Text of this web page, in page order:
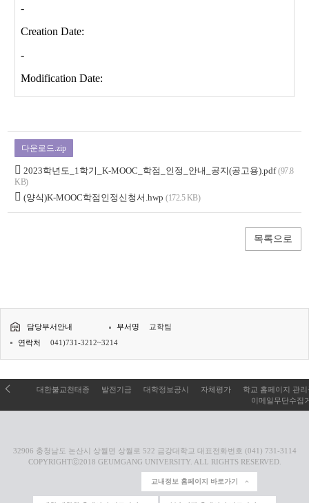
다운로드.zip
2023학년도_1학기_K-MOOC_학점_인정_안내_공지(공고용).pdf (97.8
KB)
(양식)K-MOOC학점인정신청서.hwp (172.5 KB)
목록으로
담당부서안내 부서명
교학팀
연락처
041)731-3212~3214
대한불교천태종 발전기금 대학정보공시 자체평가
학교 홈페이지 관
이메일무단수집
32906 충청남도 논산시 상월면 상월로 522 금강대학교 대표전화번호 (041) 731-3114
COPYRIGHTⓒ2018 GEUMGANG UNIVERSITY. ALL RIGHTS RESERVED.
교내정보 홈페이지 바로가기